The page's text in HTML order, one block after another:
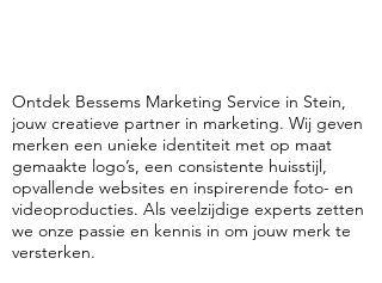
Ontdek Bessems Marketing Service in Stein,
jouw creatieve partner in marketing. Wij geven
merken een unieke identiteit met op maat
gemaakte logo’s, een consistente huisstijl,
opvallende websites en inspirerende foto- en
videoproducties. Als veelzijdige experts zetten
we onze passie en kennis in om jouw merk te
versterken.